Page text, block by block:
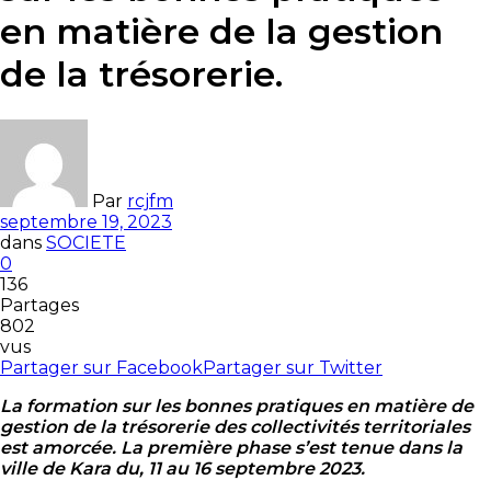
en matière de la gestion
de la trésorerie.
Par rcjfm
septembre 19, 2023
dans SOCIETE
0
136
Partages
802
vus
Partager sur FacebookPartager sur Twitter
La formation sur les bonnes pratiques en matière de
gestion de la trésorerie des collectivités territoriales
est amorcée. La première phase s’est tenue dans la
ville de Kara du, 11 au 16 septembre 2023.